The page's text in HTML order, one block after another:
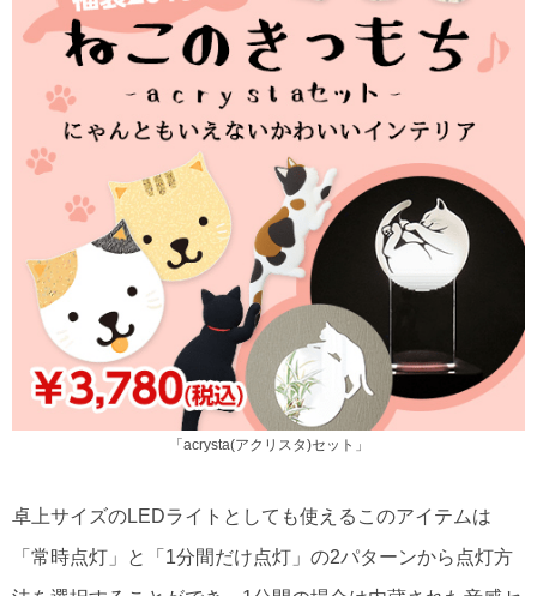
「acrysta(アクリスタ)セット」
卓上サイズのLEDライトとしても使えるこのアイテムは
「常時点灯」と「1分間だけ点灯」の2パターンから点灯方